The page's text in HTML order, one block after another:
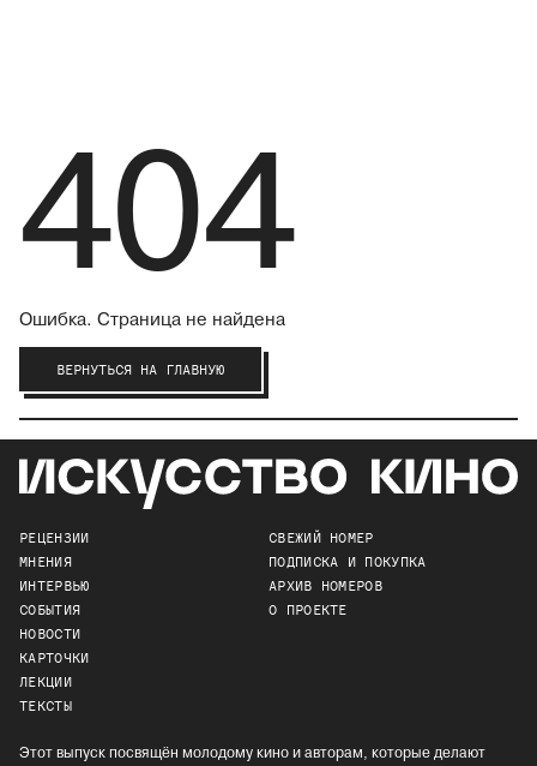
404
Ошибка. Страница не найдена
ВЕРНУТЬСЯ НА ГЛАВНУЮ
РЕЦЕНЗИИ
МНЕНИЯ
ИНТЕРВЬЮ
СОБЫТИЯ
НОВОСТИ
КАРТОЧКИ
ЛЕКЦИИ
ТЕКСТЫ
СВЕЖИЙ НОМЕР
ПОДПИСКА И ПОКУПКА
АРХИВ НОМЕРОВ
О ПРОЕКТЕ
Этот выпуск посвящён молодому кино и авторам, которые делают